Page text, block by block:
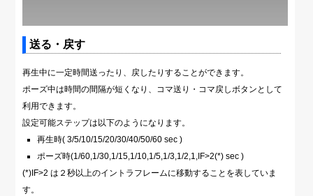
送る・戻す
再生中に一定時間送ったり、戻したりすることができます。
ポーズ中は時間の間隔が短くなり、コマ送り・コマ戻しボタンとして
利用できます。
設定可能ステップは以下のようになります。
再生時( 3/5/10/15/20/30/40/50/60 sec )
ポーズ時(1/60,1/30,1/15,1/10,1/5,1/3,1/2,1,IF>2(*) sec )
(*)IF>2 は２秒以上のイントラフレームに移動することを表していま
す。